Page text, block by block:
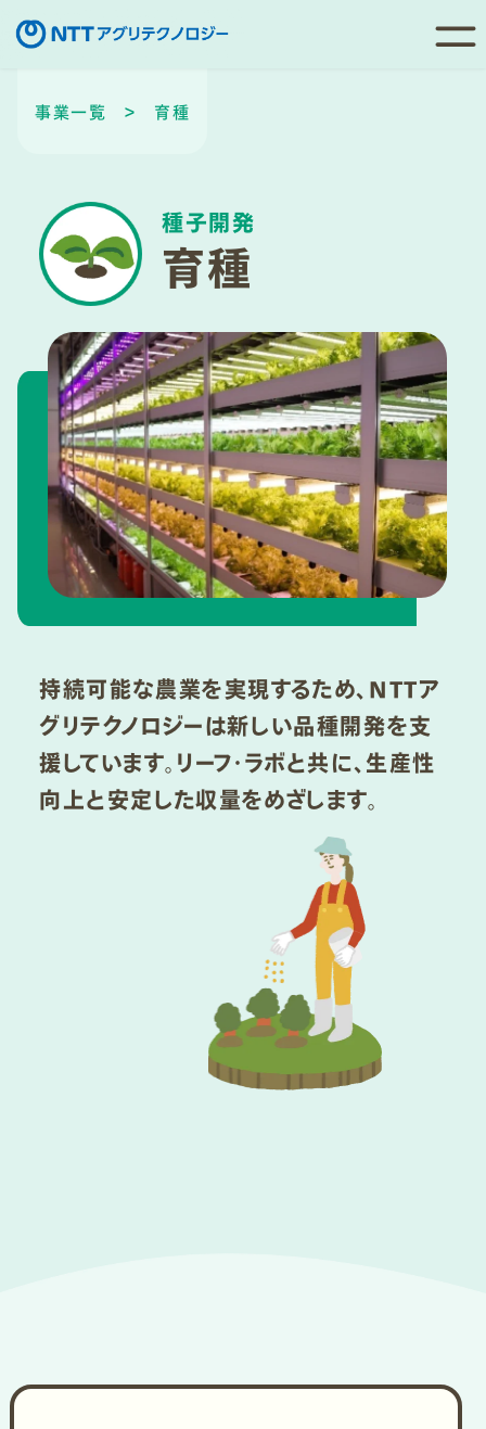
事業一覧 ＞ 育種
種子開発
育種
持続可能な農業を実現するため、NTTア
グリテクノロジーは新しい品種開発を支
援しています。リーフ・ラボと共に、生産性
向上と安定した収量をめざします。